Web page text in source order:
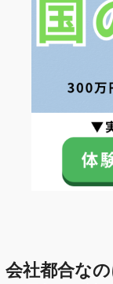
会社都合な